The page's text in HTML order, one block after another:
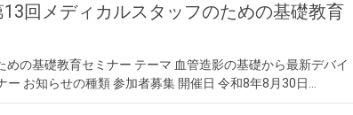
回メディカルスタッフのための基礎教育
の基礎教育セミナー テーマ 血管造影の基礎から最新デバイ
お知らせの種類 参加者募集 開催日 令和8年8月30日…